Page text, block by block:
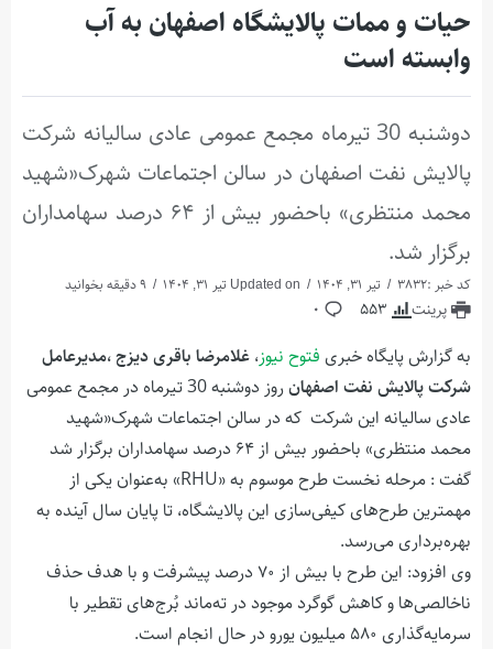
حیات و ممات پالایشگاه اصفهان به آب
وابسته است
دوشنبه 30 تیرماه مجمع عمومی عادی سالیانه شرکت
پالایش نفت اصفهان در سالن اجتماعات شهرک«شهید
محمد منتظری» باحضور بیش از ۶۴ درصد سهامداران
برگزار شد.
کد خبر :3832 تیر 31, 1404
پرینت 553
0
به گزارش پایگاه خبری فتوح نیوز، غلامرضا باقری دیزج ،مدیرعامل
شرکت پالایش نفت اصفهان
روز دوشنبه 30 تیرماه در مجمع عمومی
عادی سالیانه این شرکت که در سالن اجتماعات شهرک«شهید
محمد منتظری» باحضور بیش از ۶۴ درصد سهامداران برگزار شد
گفت : مرحله نخست طرح موسوم به «RHU» به‌عنوان یکی از
مهمترین طرح‌های کیفی‌سازی این پالایشگاه، تا پایان سال آینده به
بهره‌برداری می‌رسد.
وی افزود: این طرح با بیش از ۷۰ درصد پیشرفت و با هدف حذف
ناخالصی‌ها و کاهش گوگرد موجود در ته‌ماند بُرج‌های تقطیر با
سرمایه‌گذاری ۵۸۰ میلیون یورو در حال انجام است.